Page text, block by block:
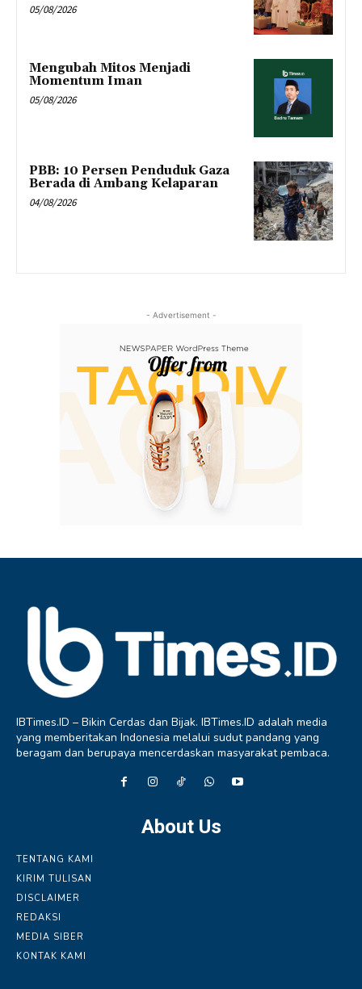
05/08/2026
Mengubah Mitos Menjadi
Momentum Iman
05/08/2026
PBB: 10 Persen Penduduk Gaza
Berada di Ambang Kelaparan
04/08/2026
- Advertisement -
IBTimes.ID – Bikin Cerdas dan Bijak. IBTimes.ID adalah media
yang memberitakan Indonesia melalui sudut pandang yang
beragam dan berupaya mencerdaskan masyarakat pembaca.
About Us
TENTANG KAMI
KIRIM TULISAN
DISCLAIMER
REDAKSI
MEDIA SIBER
KONTAK KAMI